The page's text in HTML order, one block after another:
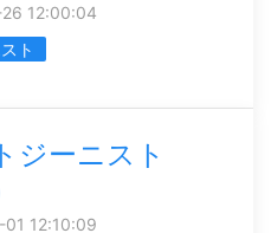
12:00:04
ト
ジーニスト
12:10:09